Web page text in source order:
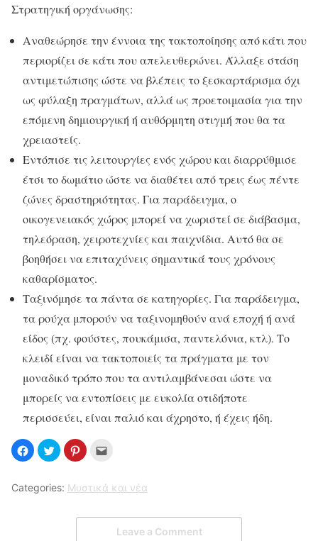
Στρατηγική οργάνωσης:
Αναθεώρησε την έννοια της τακτοποίησης από κάτι που
περιορίζει σε κάτι που απελευθερώνει. Άλλαξε στάση
αντιμετώπισης ώστε να βλέπεις το ξεσκαρτάρισμα όχι
ως φύλαξη πραγμάτων, αλλά ως προετοιμασία για την
επόμενη δημιουργική ή αυθόρμητη στιγμή που θα τα
χρειαστείς.
Εντόπισε τις λειτουργίες ενός χώρου και διαρρύθμισε
έτσι το δωμάτιο ώστε να διαθέτει από τρεις έως πέντε
ζώνες δραστηριότητας. Για παράδειγμα, ο
οικογενειακός χώρος μπορεί να χωριστεί σε διάβασμα,
τηλεόραση, χειροτεχνίες και παιχνίδια. Αυτό θα σε
βοηθήσει να επιταχύνεις σημαντικά τους χρόνους
καθαρίσματος.
Ταξινόμησε τα πάντα σε κατηγορίες. Για παράδειγμα,
τα ρούχα μπορούν να ταξινομηθούν ανά εποχή ή ανά
είδος (πχ. φούστες, πουκάμισα, παντελόνια, κτλ). Το
κλειδί είναι να τακτοποιείς τα πράγματα με τον
μοναδικό τρόπο που τα αντιλαμβάνεσαι ώστε να
μπορείς να εντοπίσεις με ευκολία οτιδήποτε
περισσεύει, είναι παλιό και άχρηστο, ή έχεις ήδη.
Categories: Μυστικά και νέα
Leave a Comment